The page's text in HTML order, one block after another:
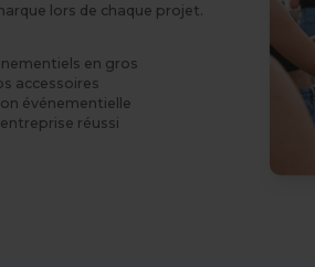
lors de chaque projet.
en gros
accessoires
événementielle
réussi